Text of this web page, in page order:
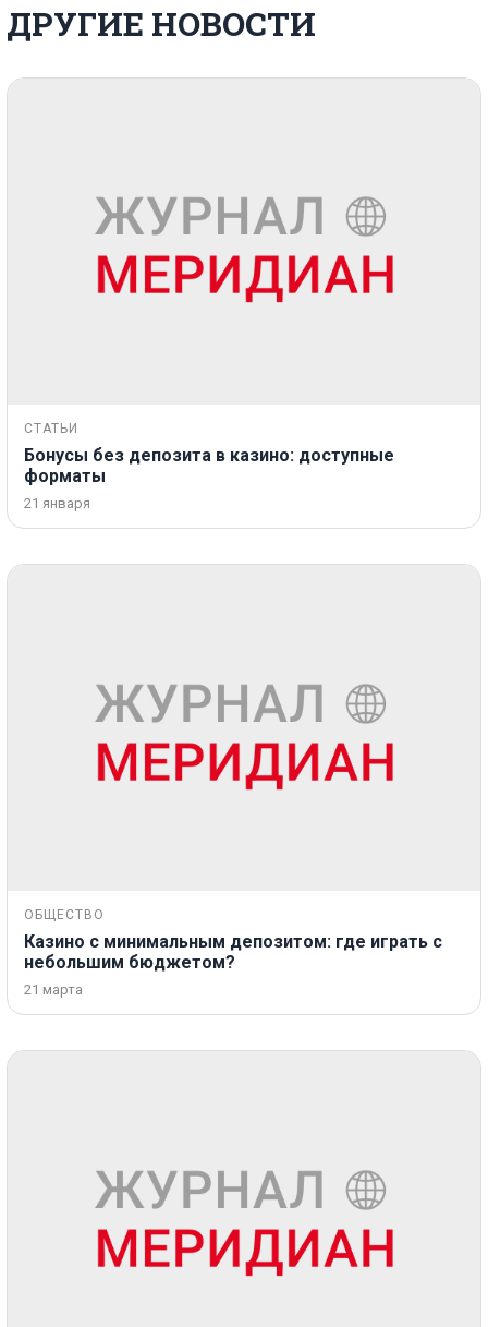
ДРУГИЕ НОВОСТИ
СТАТЬИ
Бонусы без депозита в казино: доступные
форматы
21 января
ОБЩЕСТВО
Казино с минимальным депозитом: где играть с
небольшим бюджетом?
21 марта